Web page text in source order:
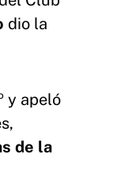
dio la
y apeló
de la